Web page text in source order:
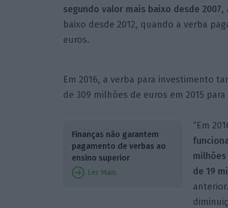
segundo valor mais baixo desde 2007,
baixo desde 2012, quando a verba
euros.
Em 2016, a verba para investimento
de 309 milhões de euros em 2015
Finanças não garantem
pagamento de verbas ao
ensino superior
Ler Mais
“Em
de 19